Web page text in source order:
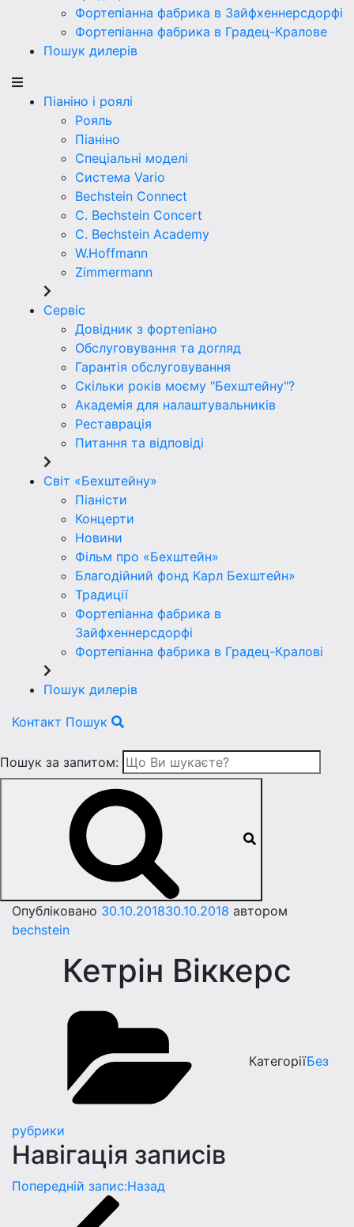
Фортепіанна фабрика в Зайфхеннерсдорфi
Фортепіанна фабрика в Градец-Кралове
Пошук дилерів
Піаніно і роялі
Рояль
Піаніно
Спеціальні моделі
Система Vario
Bechstein Connect
C. Bechstein Concert
C. Bechstein Academy
W.Hoffmann
Zimmermann
Сервіс
Довідник з фортепіано
Обслуговування та догляд
Гарантія обслуговування
Скільки років моєму "Бехштейну"?
Академія для налаштувальників
Реставрація
Питання та відповіді
Світ «Бехштейну»
Піаністи
Концерти
Новини
Фільм про «Бехштейн»
Благодійний фонд Карл Бехштейн»
Традиції
Фортепіанна фабрика в
Зайфхеннерсдорфi
Фортепіанна фабрика в Градец-Краловi
Пошук дилерів
Контакт Пошук
Пошук за запитом:
Опубліковано 30.10.201830.10.2018 автором
bechstein
Кетрiн Вiккерс
КатегоріїБез
рубрики
Навігація записів
Попередній запис:Назад